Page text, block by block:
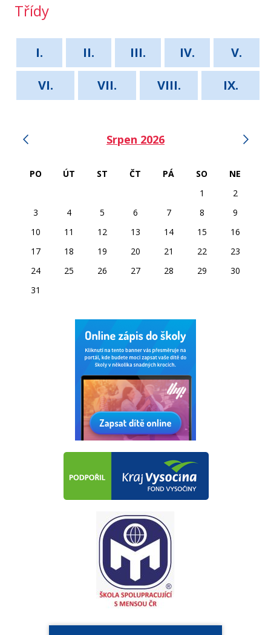
Třídy
I. II. III. IV.
V.
VI.
VII. VIII. IX.
Srpen 2026
PO ÚT ST ČT PÁ SO
NE
1
2
3
4 5 6 7 8
9
10
11 12 13 14 15
16
17
18 19 20 21 22
23
24
25 26 27 28 29
30
31